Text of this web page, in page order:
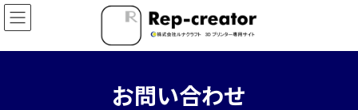
お問い合わせ